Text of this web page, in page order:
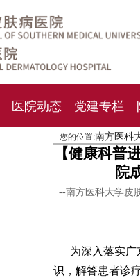
医院动态 党建专栏
就诊指南 人才
您的位置:南方医科
【健康科
院
--南方医科大学皮
为深入落实广
识，解答患者诊